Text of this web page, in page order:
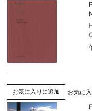
お気に